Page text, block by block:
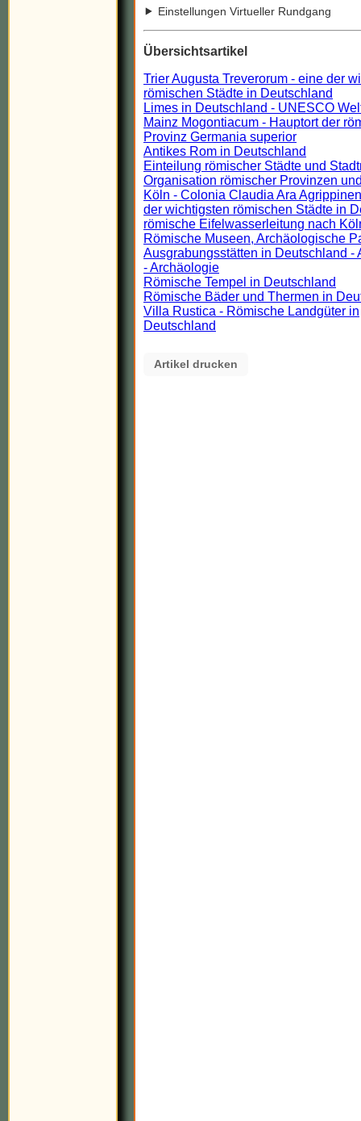
Einstellungen Virtueller Rundgang
Übersichtsartikel
Trier Augusta Treverorum - eine der
römischen Städte in Deutschland
Limes in Deutschland - UNESCO
Mainz Mogontiacum - Hauptort der
Provinz Germania superior
Antikes Rom in Deutschland
Einteilung römischer Städte und
Organisation römischer Provinzen
Köln - Colonia Claudia Ara
der wichtigsten römischen Städte in
römische Eifelwasserleitung nach
Römische Museen, Archäologische
Ausgrabungsstätten in Deutschland -
- Archäologie
Römische Tempel in Deutschland
Römische Bäder und Thermen in
Villa Rustica - Römische Landgüter in
Deutschland
Artikel drucken